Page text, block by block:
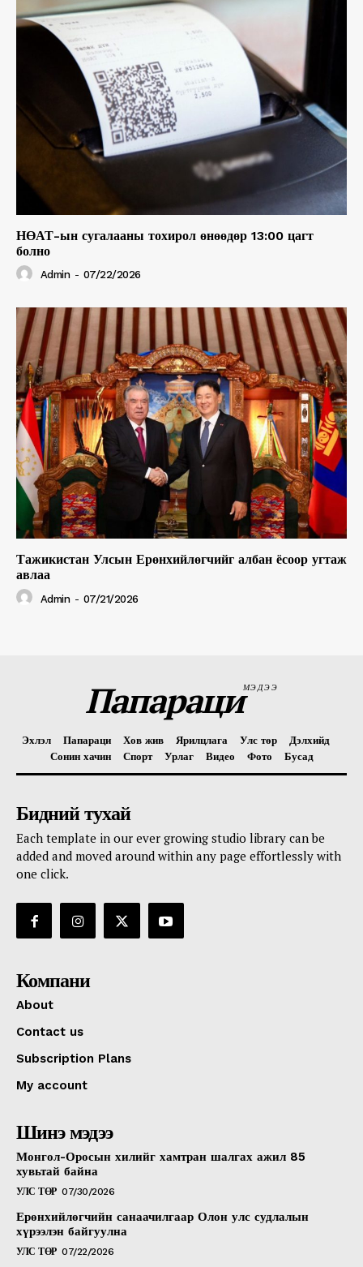
НӨАТ-ын сугалааны тохирол өнөөдөр 13:00 цагт
болно
Admin - 07/22/2026
Тажикистан Улсын Ерөнхийлөгчийг албан ёсоор угтаж
авлаа
Admin - 07/21/2026
ПапарациМЭДЭЭ
Эхлэл Папараци Хов жив Ярилцлага Улс төр
Дэлхийд
Сонин хачин
Спорт Урлаг Видео Фото Бусад
Бидний тухай
Each template in our ever growing studio library can be
added and moved around within any page effortlessly with
one click.
Компани
About
Contact us
Subscription Plans
My account
Шинэ мэдээ
Монгол-Оросын хилийг хамтран шалгах ажил 85
хувьтай байна
УЛС ТӨР 07/30/2026
Ерөнхийлөгчийн санаачилгаар Олон улс судлалын
хүрээлэн байгуулна
УЛС ТӨР 07/22/2026